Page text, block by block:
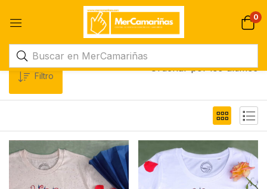
0
Filtro
Ordenar por los últimos